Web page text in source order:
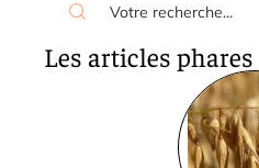
Les articles phares